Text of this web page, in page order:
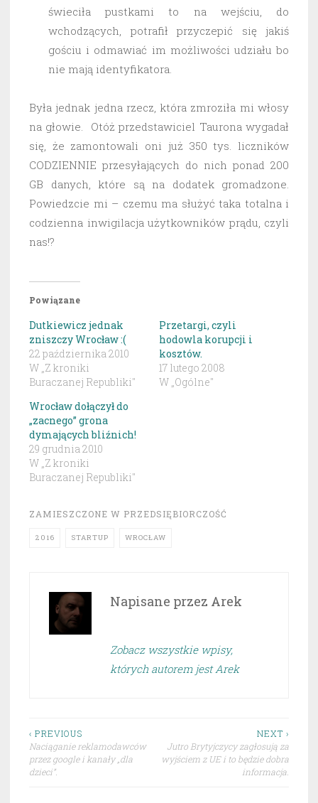
świeciła pustkami to na wejściu, do
wchodzących, potrafił przyczepić się jakiś
gościu i odmawiać im możliwości udziału bo
nie mają identyfikatora.
Była jednak jedna rzecz, która zmroziła mi włosy
na głowie. Otóż przedstawiciel Taurona wygadał
się, że zamontowali oni już 350 tys. liczników
CODZIENNIE przesyłających do nich ponad 200
GB danych, które są na dodatek gromadzone.
Powiedzcie mi – czemu ma służyć taka totalna i
codzienna inwigilacja użytkowników prądu, czyli
nas!?
Powiązane
Dutkiewicz jednak
zniszczy Wrocław :(
22 października 2010
W „Z kroniki
Buraczanej Republiki"
Przetargi, czyli
hodowla korupcji i
kosztów.
17 lutego 2008
W „Ogólne"
Wrocław dołączył do
„zacnego” grona
dymających bliźnich!
29 grudnia 2010
W „Z kroniki
Buraczanej Republiki"
ZAMIESZCZONE W PRZEDSIĘBIORCZOŚĆ
2016 STARTUP WROCŁAW
Napisane przez Arek
Zobacz wszystkie wpisy,
których autorem jest Arek
Nawigacja
wpisu
‹ PREVIOUS
Naciąganie reklamodawców
przez google i kanały „dla
dzieci”.
NEXT ›
Jutro Brytyjczycy zagłosują za
wyjściem z UE i to będzie dobra
informacja.